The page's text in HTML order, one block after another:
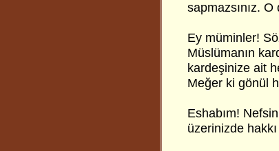
sapmazsınız.
Ey müminler!
Müslümanın
kardeşinize ait
Meğer ki gönül
Eshabım!
üzerinizde hakkı